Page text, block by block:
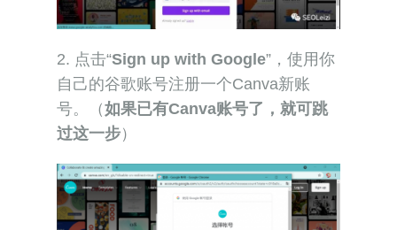
2. 点击“Sign up with Google”，使用你
自己的谷歌账号注册一个Canva新账
号。（如果已有Canva账号了，就可跳
过这一步）